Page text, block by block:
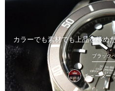
カラーでも素材でも上品を極め
ブラック
チューダー